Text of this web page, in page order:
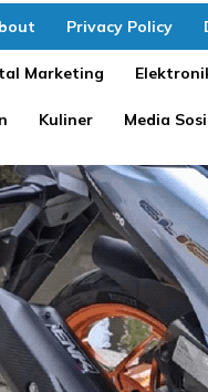
Privacy Policy
Marketing
Kuliner Media